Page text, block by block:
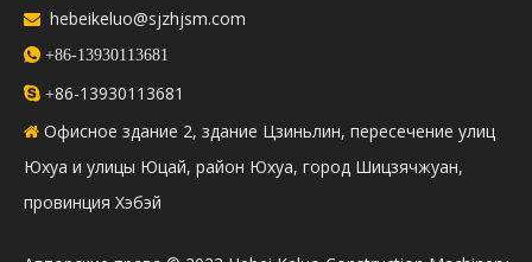
 hebeikeluo@sjzhjsm.com
 +86-13930113681
 +86-13930113681
 Офисное здание 2, здание Цзиньлин, пересечение улиц
Юхуа и улицы Юцай, район Юхуа, город Шицзячжуан,
провинция Хэбэй